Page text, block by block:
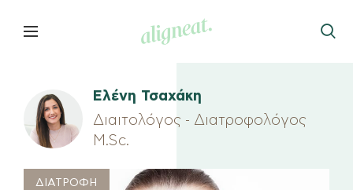
Ελένη Τσαχάκη
Διαιτολόγος - Διατροφολόγος
M.Sc.
ΔΙΑΤΡΟΦΗ